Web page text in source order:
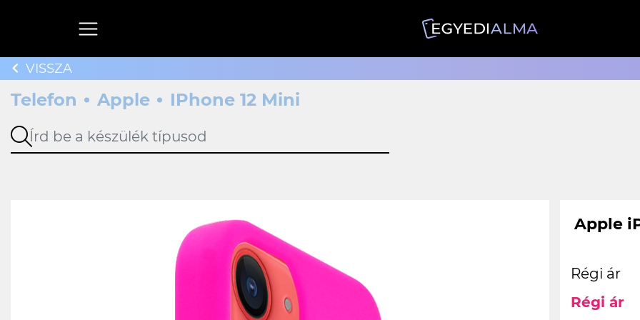
VISSZA
Telefon Apple IPhone 12 Mini
Apple
Régi ár
Régi ár